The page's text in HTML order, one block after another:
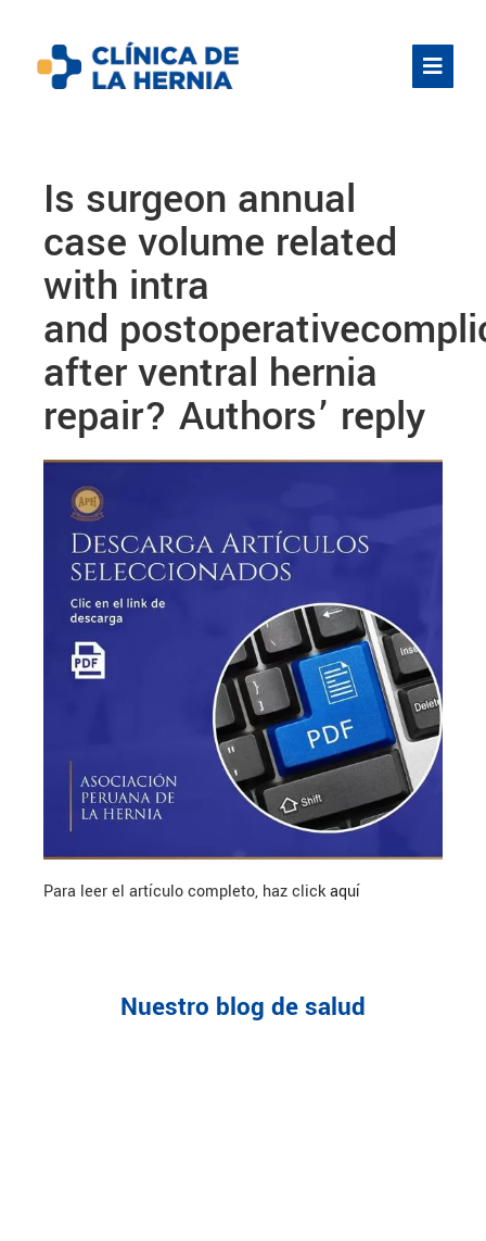
Is surgeon annual
case volume related
with intra
and
after ventral hernia
repair? Authors’ reply
Para leer el artículo completo, haz clickaquí
Nuestro blog de salud